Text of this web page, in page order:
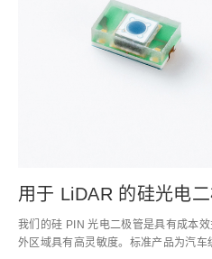
用于 LiDAR 的硅光电
我们的硅 PIN 光电二极管是具有成本
外区域具有高灵敏度。标准产品为汽车